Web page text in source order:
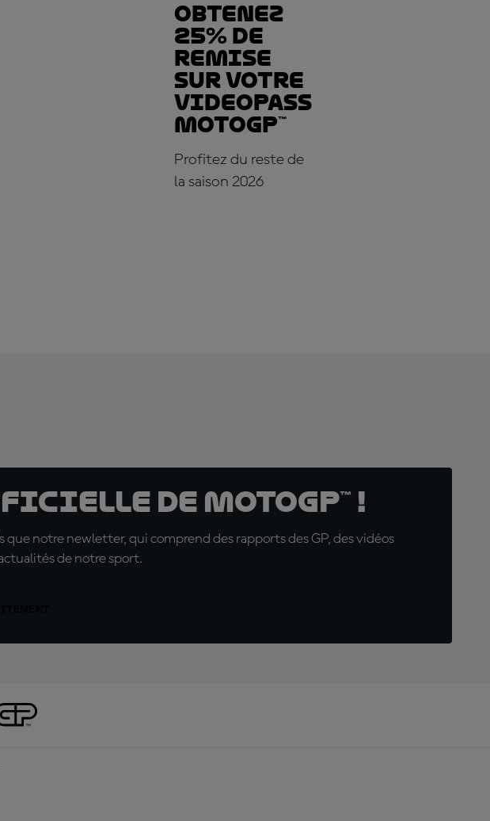
Obtenez
25% de
REMISE
sur votre
VideoPass
MotoGP™
Profitez du reste de
la saison 2026
de MotoGP™ !
notre newletter, qui comprend des rapports des GP, des vidéos
de notre sport.